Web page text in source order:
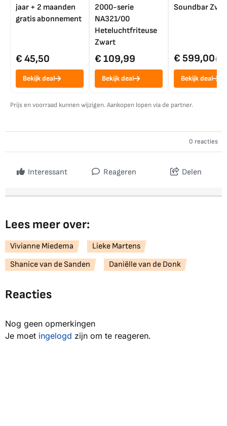
jaar + 2 maanden
gratis abonnement
€ 45,50
Bekijk deal
2000-serie
NA321/00
Heteluchtfriteuse
Zwart
€ 109,99
Bekijk deal
Soundbar
€ 599,00€
Bekijk deal
Prijs en voorraad kunnen wijzigen. Aankopen lopen via de partner.
0 reacties
Interessant Reageren Delen
Lees meer over:
Vivianne Miedema
Lieke Martens
Shanice van de Sanden
Daniëlle van de Donk
Reacties
Nog geen opmerkingen
Je moet ingelogd zijn om te reageren.